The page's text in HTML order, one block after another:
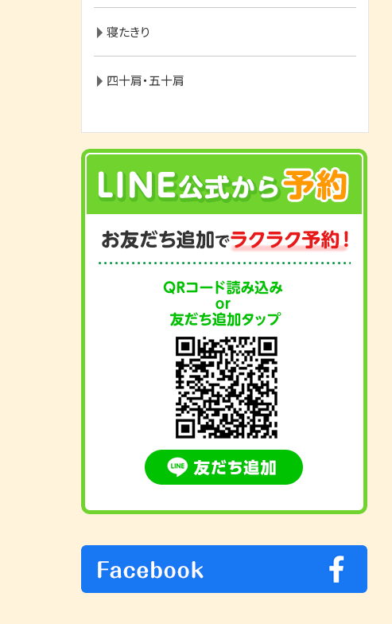
寝たきり
四十肩・五十肩